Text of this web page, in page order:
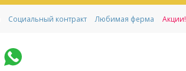
Социальный контракт Любимая ферма Акции!